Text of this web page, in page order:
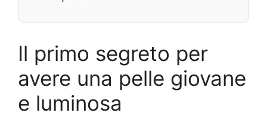
Il primo segreto per
avere una pelle giovane
e luminosa